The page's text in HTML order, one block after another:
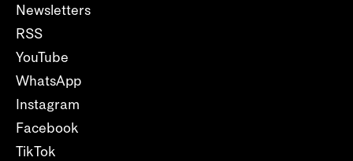
Newsletters
RSS
YouTube
WhatsApp
Instagram
Facebook
TikTok